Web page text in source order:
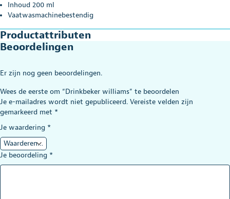
Inhoud 200 ml
Vaatwasmachinebestendig
Productattributen
Beoordelingen
Er zijn nog geen beoordelingen.
Wees de eerste om “Drinkbeker williams” te beoordelen
Je e-mailadres wordt niet gepubliceerd. Vereiste velden zijn
gemarkeerd met *
Je waardering *
Je beoordeling *